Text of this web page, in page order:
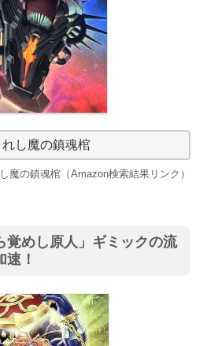
し魔の鎮魂棺
魔の鎮魂棺（Amazon検索結果リンク）
覚めし原人」ギミックの流
！